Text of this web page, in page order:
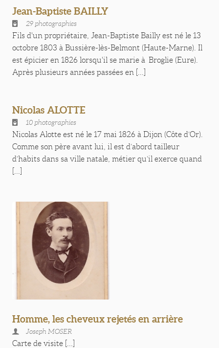
Jean-Baptiste BAILLY
29 photographies
Fils d'un propriétaire, Jean-Baptiste Bailly est né le 13
octobre 1803 à Bussière-lès-Belmont (Haute-Marne). Il
est épicier en 1826 lorsqu'il se marie à Broglie (Eure).
Après plusieurs années passées en [...]
Nicolas ALOTTE
10 photographies
Nicolas Alotte est né le 17 mai 1826 à Dijon (Côte d’Or).
Comme son père avant lui, il est d’abord tailleur
d’habits dans sa ville natale, métier qu’il exerce quand
Homme, les cheveux rejetés en arrière
Joseph MOSER
Carte de visite [...]